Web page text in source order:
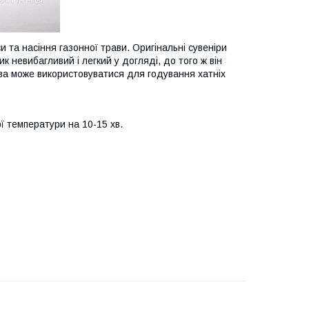
насіння газонної трави. Оригінальні сувеніри
невибагливий і легкий у догляді, до того ж він
може використовуватися для годування хатніх
температури на 10-15 хв.